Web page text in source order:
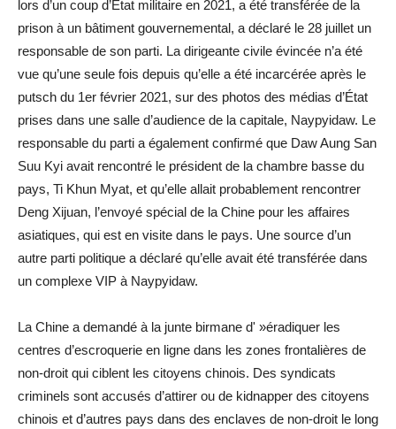
lors d’un coup d’État militaire en 2021, a été transférée de la
prison à un bâtiment gouvernemental, a déclaré le 28 juillet un
responsable de son parti. La dirigeante civile évincée n’a été
vue qu’une seule fois depuis qu’elle a été incarcérée après le
putsch du 1er février 2021, sur des photos des médias d’État
prises dans une salle d’audience de la capitale, Naypyidaw. Le
responsable du parti a également confirmé que Daw Aung San
Suu Kyi avait rencontré le président de la chambre basse du
pays, Ti Khun Myat, et qu’elle allait probablement rencontrer
Deng Xijuan, l’envoyé spécial de la Chine pour les affaires
asiatiques, qui est en visite dans le pays. Une source d’un
autre parti politique a déclaré qu’elle avait été transférée dans
un complexe VIP à Naypyidaw.
La Chine a demandé à la junte birmane d' »éradiquer les
centres d’escroquerie en ligne dans les zones frontalières de
non-droit qui ciblent les citoyens chinois. Des syndicats
criminels sont accusés d’attirer ou de kidnapper des citoyens
chinois et d’autres pays dans des enclaves de non-droit le long